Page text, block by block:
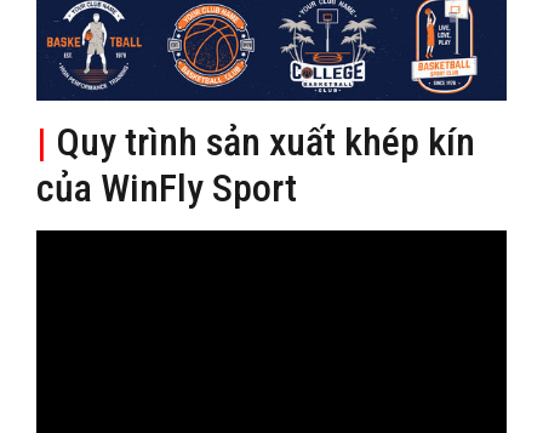
| Quy trình sản xuất khép kín
của WinFly Sport